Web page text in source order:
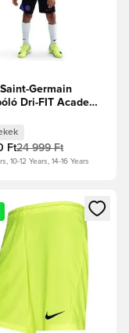
Germain
Dri-FIT Academy
- Hyper
Globális
Gyerek
Ft24 999 Ft
10-12 Years, 14-16 Years
vagy a tagként
egy modált a